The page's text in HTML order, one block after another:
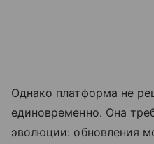
Однако платформа не
единовременно. Она
эволюции: обновления